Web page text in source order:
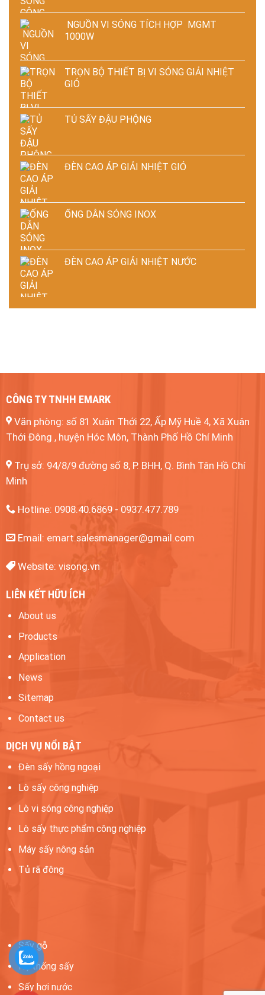
NGUỒN VI SÓNG TÍCH HỢP MGMT
1000W
TRỌN BỘ THIẾT BỊ VI SÓNG GIẢI NHIỆT
GIÓ
TỦ SẤY ĐẬU PHỘNG
ĐÈN CAO ÁP GIẢI NHIỆT GIÓ
ỐNG DẪN SÓNG INOX
ĐÈN CAO ÁP GIẢI NHIỆT NƯỚC
CÔNG TY TNHH EMARK
Văn phòng: số 81 Xuân Thới 22, Ấp Mỹ Huề 4, Xã Xuân
Thới Đông , huyện Hóc Môn, Thành Phố Hồ Chí Minh
Trụ sở: 94/8/9 đường số 8, P. BHH, Q. Bình Tân Hồ Chí
Minh
Hotline: 0908.40.6869 - 0937.477.789
Email: emart.salesmanager@gmail.com
Website: visong.vn
LIÊN KẾT HỮU ÍCH
About us
Products
Application
News
Sitemap
Contact us
DỊCH VỤ NỔI BẬT
Đèn sấy hồng ngoại
Lò sấy công nghiệp
Lò vi sóng công nghiệp
Lò sấy thực phẩm công nghiệp
Máy sấy nông sản
Tủ rã đông
Sấy gỗ
Hệ thống sấy
Sấy hơi nước